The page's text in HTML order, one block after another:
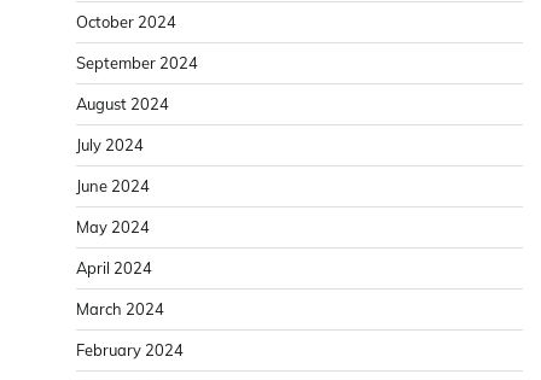
October 2024
September 2024
August 2024
July 2024
June 2024
May 2024
April 2024
March 2024
February 2024